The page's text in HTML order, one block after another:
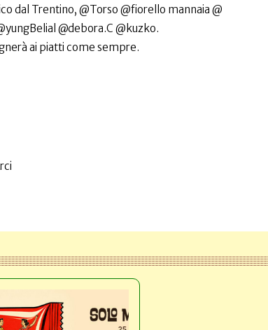
dal Trentino, @Torso @fiorello mannaia @
@debora.C @kuzko.
ai piatti come sempre.